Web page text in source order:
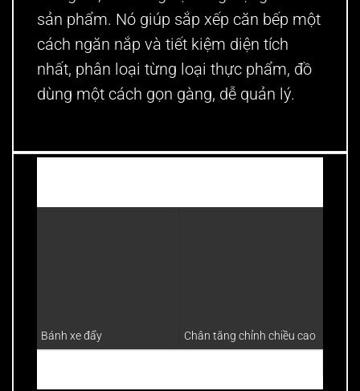
sản phẩm. Nó giúp sắp xếp căn bếp một
cách ngăn nắp và tiết kiệm diện tích
nhất, phân loại từng loại thực phẩm, đồ
dùng một cách gọn gàng, dễ quản lý.
Bánh xe đẩy Chân tăng chỉnh chiều cao